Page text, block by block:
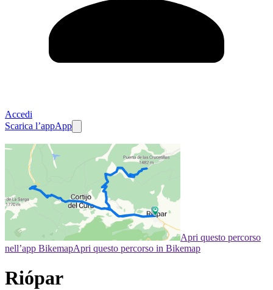
Accedi
Scarica l’appApp
Apri questo percorso
nell’app BikemapApri questo percorso in Bikemap
Riópar